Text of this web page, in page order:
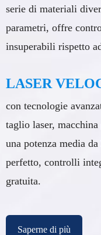
serie di materiali
parametri, offre
insuperabili rispetto
LASER
con tecnologie
taglio laser,
una potenza media
perfetto, controlli
gratuita.
Saperne di più